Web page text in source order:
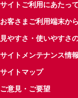
サイトご利用にあたって
お客さまご利用端末か
見やすさ・使いやすさ
サイトメンテナンス情報
サイトマップ
ご意見・ご要望